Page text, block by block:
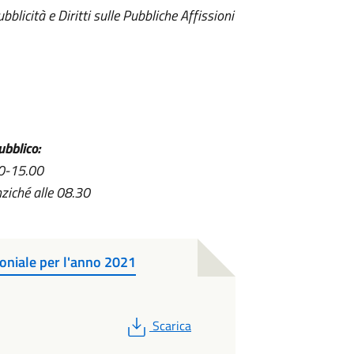
e Diritti sulle Pubbliche Affissioni
15.00
alle 08.30
per l'anno 2021
PDF
Scarica